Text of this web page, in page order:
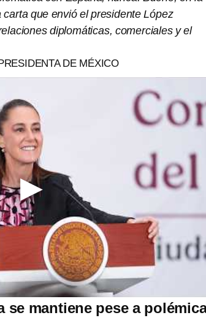
que envió el presidente López
diplomáticas, comerciales y el
DE MÉXICO
se mantiene pese a